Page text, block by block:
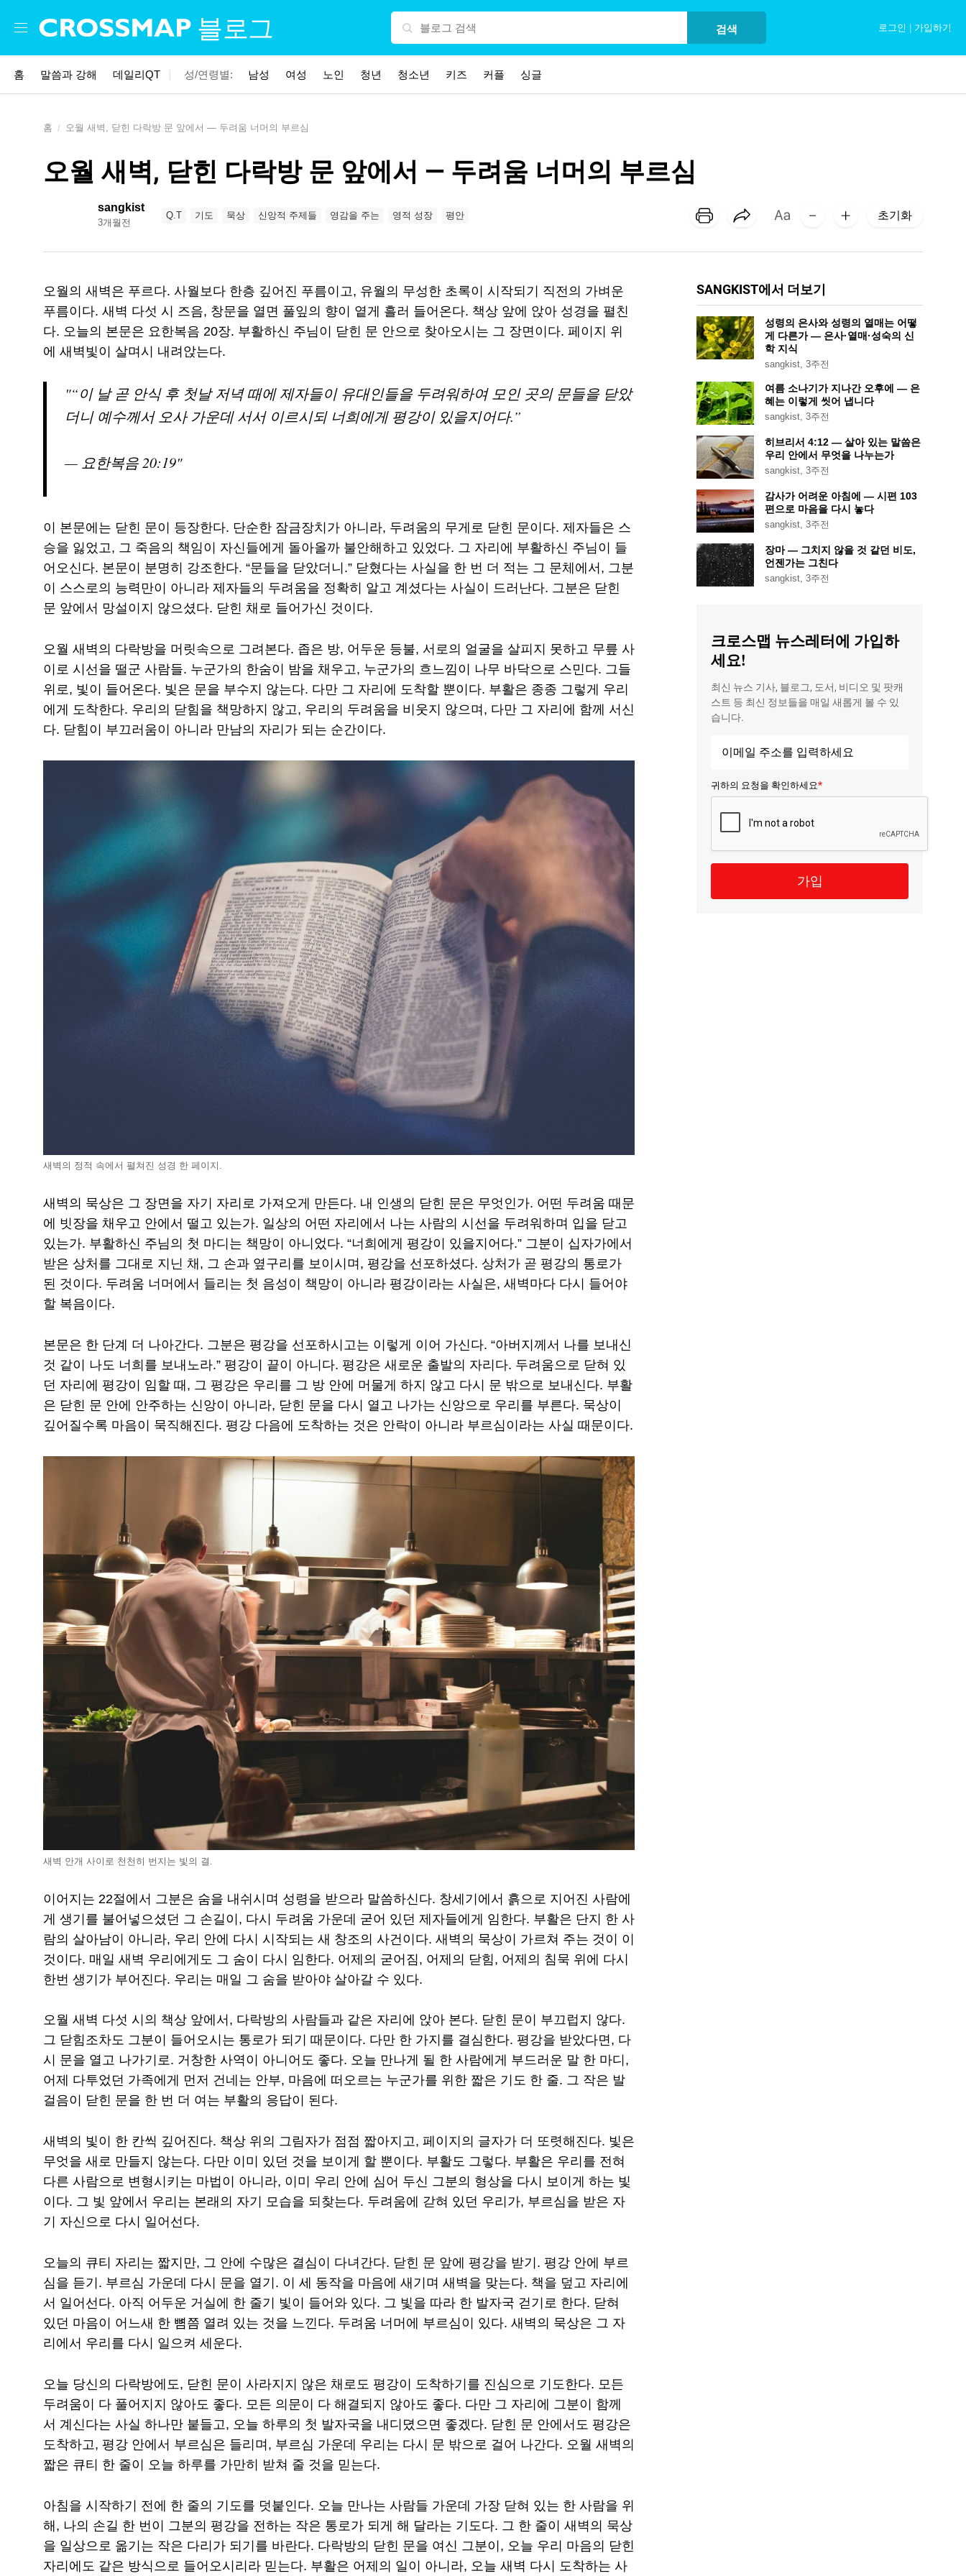
블로그 검색 로그인 | 가입하기
홈 말씀과 강해 데일리QT 성/연령별: 남성 여성 노인 청년 청소년 키즈 커플 싱글
홈 오월 새벽, 닫힌 다락방 문 앞에서 — 두려움 너머의 부르심
오월 새벽, 닫힌 다락방 문 앞에서 — 두려움 너머의 부르심
sangkist
3개월전
Q.T 기도 묵상 신앙적 주제들 영감을 주는 영적 성장 평안 초기화
오월의 새벽은 푸르다. 사월보다 한층 깊어진 푸름이고, 유월의 무성한 초록이 시작되기 직전의 가벼운
푸름이다. 새벽 다섯 시 즈음, 창문을 열면 풀잎의 향이 옅게 흘러 들어온다. 책상 앞에 앉아 성경을 펼친
다. 오늘의 본문은 요한복음 20장. 부활하신 주님이 닫힌 문 안으로 찾아오시는 그 장면이다. 페이지 위
에 새벽빛이 살며시 내려앉는다.
“이 날 곧 안식 후 첫날 저녁 때에 제자들이 유대인들을 두려워하여 모인 곳의 문들을 닫았
더니 예수께서 오사 가운데 서서 이르시되 너희에게 평강이 있을지어다.”
— 요한복음 20:19
이 본문에는 닫힌 문이 등장한다. 단순한 잠금장치가 아니라, 두려움의 무게로 닫힌 문이다. 제자들은 스
승을 잃었고, 그 죽음의 책임이 자신들에게 돌아올까 불안해하고 있었다. 그 자리에 부활하신 주님이 들
어오신다. 본문이 분명히 강조한다. “문들을 닫았더니.” 닫혔다는 사실을 한 번 더 적는 그 문체에서, 그분
이 스스로의 능력만이 아니라 제자들의 두려움을 정확히 알고 계셨다는 사실이 드러난다. 그분은 닫힌
문 앞에서 망설이지 않으셨다. 닫힌 채로 들어가신 것이다.
오월 새벽의 다락방을 머릿속으로 그려본다. 좁은 방, 어두운 등불, 서로의 얼굴을 살피지 못하고 무릎 사
이로 시선을 떨군 사람들. 누군가의 한숨이 밤을 채우고, 누군가의 흐느낌이 나무 바닥으로 스민다. 그들
위로, 빛이 들어온다. 빛은 문을 부수지 않는다. 다만 그 자리에 도착할 뿐이다. 부활은 종종 그렇게 우리
에게 도착한다. 우리의 닫힘을 책망하지 않고, 우리의 두려움을 비웃지 않으며, 다만 그 자리에 함께 서신
다. 닫힘이 부끄러움이 아니라 만남의 자리가 되는 순간이다.
새벽의 정적 속에서 펼쳐진 성경 한 페이지.
새벽의 묵상은 그 장면을 자기 자리로 가져오게 만든다. 내 인생의 닫힌 문은 무엇인가. 어떤 두려움 때문
에 빗장을 채우고 안에서 떨고 있는가. 일상의 어떤 자리에서 나는 사람의 시선을 두려워하며 입을 닫고
있는가. 부활하신 주님의 첫 마디는 책망이 아니었다. “너희에게 평강이 있을지어다.” 그분이 십자가에서
받은 상처를 그대로 지닌 채, 그 손과 옆구리를 보이시며, 평강을 선포하셨다. 상처가 곧 평강의 통로가
된 것이다. 두려움 너머에서 들리는 첫 음성이 책망이 아니라 평강이라는 사실은, 새벽마다 다시 들어야
할 복음이다.
본문은 한 단계 더 나아간다. 그분은 평강을 선포하시고는 이렇게 이어 가신다. “아버지께서 나를 보내신
것 같이 나도 너희를 보내노라.” 평강이 끝이 아니다. 평강은 새로운 출발의 자리다. 두려움으로 닫혀 있
던 자리에 평강이 임할 때, 그 평강은 우리를 그 방 안에 머물게 하지 않고 다시 문 밖으로 보내신다. 부활
은 닫힌 문 안에 안주하는 신앙이 아니라, 닫힌 문을 다시 열고 나가는 신앙으로 우리를 부른다. 묵상이
깊어질수록 마음이 묵직해진다. 평강 다음에 도착하는 것은 안락이 아니라 부르심이라는 사실 때문이다.
새벽 안개 사이로 천천히 번지는 빛의 결.
이어지는 22절에서 그분은 숨을 내쉬시며 성령을 받으라 말씀하신다. 창세기에서 흙으로 지어진 사람에
게 생기를 불어넣으셨던 그 손길이, 다시 두려움 가운데 굳어 있던 제자들에게 임한다. 부활은 단지 한 사
람의 살아남이 아니라, 우리 안에 다시 시작되는 새 창조의 사건이다. 새벽의 묵상이 가르쳐 주는 것이 이
것이다. 매일 새벽 우리에게도 그 숨이 다시 임한다. 어제의 굳어짐, 어제의 닫힘, 어제의 침묵 위에 다시
한번 생기가 부어진다. 우리는 매일 그 숨을 받아야 살아갈 수 있다.
오월 새벽 다섯 시의 책상 앞에서, 다락방의 사람들과 같은 자리에 앉아 본다. 닫힌 문이 부끄럽지 않다.
그 닫힘조차도 그분이 들어오시는 통로가 되기 때문이다. 다만 한 가지를 결심한다. 평강을 받았다면, 다
시 문을 열고 나가기로. 거창한 사역이 아니어도 좋다. 오늘 만나게 될 한 사람에게 부드러운 말 한 마디,
어제 다투었던 가족에게 먼저 건네는 안부, 마음에 떠오르는 누군가를 위한 짧은 기도 한 줄. 그 작은 발
걸음이 닫힌 문을 한 번 더 여는 부활의 응답이 된다.
새벽의 빛이 한 칸씩 깊어진다. 책상 위의 그림자가 점점 짧아지고, 페이지의 글자가 더 또렷해진다. 빛은
무엇을 새로 만들지 않는다. 다만 이미 있던 것을 보이게 할 뿐이다. 부활도 그렇다. 부활은 우리를 전혀
다른 사람으로 변형시키는 마법이 아니라, 이미 우리 안에 심어 두신 그분의 형상을 다시 보이게 하는 빛
이다. 그 빛 앞에서 우리는 본래의 자기 모습을 되찾는다. 두려움에 갇혀 있던 우리가, 부르심을 받은 자
기 자신으로 다시 일어선다.
오늘의 큐티 자리는 짧지만, 그 안에 수많은 결심이 다녀간다. 닫힌 문 앞에 평강을 받기. 평강 안에 부르
심을 듣기. 부르심 가운데 다시 문을 열기. 이 세 동작을 마음에 새기며 새벽을 맞는다. 책을 덮고 자리에
서 일어선다. 아직 어두운 거실에 한 줄기 빛이 들어와 있다. 그 빛을 따라 한 발자국 걷기로 한다. 닫혀
있던 마음이 어느새 한 뼘쯤 열려 있는 것을 느낀다. 두려움 너머에 부르심이 있다. 새벽의 묵상은 그 자
리에서 우리를 다시 일으켜 세운다.
오늘 당신의 다락방에도, 닫힌 문이 사라지지 않은 채로도 평강이 도착하기를 진심으로 기도한다. 모든
두려움이 다 풀어지지 않아도 좋다. 모든 의문이 다 해결되지 않아도 좋다. 다만 그 자리에 그분이 함께
서 계신다는 사실 하나만 붙들고, 오늘 하루의 첫 발자국을 내디뎠으면 좋겠다. 닫힌 문 안에서도 평강은
도착하고, 평강 안에서 부르심은 들리며, 부르심 가운데 우리는 다시 문 밖으로 걸어 나간다. 오월 새벽의
짧은 큐티 한 줄이 오늘 하루를 가만히 받쳐 줄 것을 믿는다.
아침을 시작하기 전에 한 줄의 기도를 덧붙인다. 오늘 만나는 사람들 가운데 가장 닫혀 있는 한 사람을 위
해, 나의 손길 한 번이 그분의 평강을 전하는 작은 통로가 되게 해 달라는 기도다. 그 한 줄이 새벽의 묵상
을 일상으로 옮기는 작은 다리가 되기를 바란다. 다락방의 닫힌 문을 여신 그분이, 오늘 우리 마음의 닫힌
자리에도 같은 방식으로 들어오시리라 믿는다. 부활은 어제의 일이 아니라, 오늘 새벽 다시 도착하는 사
SANGKIST에서 더보기
성령의 은사와 성령의 열매는 어떻
게 다른가 — 은사·열매·성숙의 신
학 지식
sangkist 3주전
여름 소나기가 지나간 오후에 — 은
혜는 이렇게 씻어 냅니다
sangkist 3주전
히브리서 4:12 — 살아 있는 말씀은
우리 안에서 무엇을 나누는가
sangkist 3주전
감사가 어려운 아침에 — 시편 103
편으로 마음을 다시 놓다
sangkist 3주전
장마 — 그치지 않을 것 같던 비도,
언젠가는 그친다
sangkist 3주전
크로스맵 뉴스레터에 가입하
세요!
최신 뉴스 기사, 블로그, 도서, 비디오 및 팟캐
스트 등 최신 정보들을 매일 새롭게 볼 수 있
습니다.
귀하의 요청을 확인하세요*
가입